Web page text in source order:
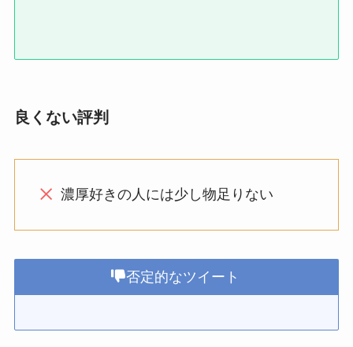
良くない評判
濃厚好きの人には少し物足りない
否定的なツイート